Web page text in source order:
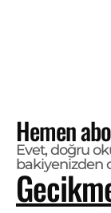
Hemen
Evet, doğru
bakiyenizden